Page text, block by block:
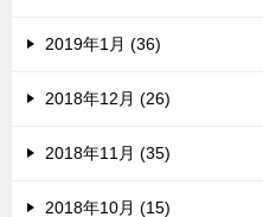
2019年1月 (36)
2018年12月 (26)
2018年11月 (35)
2018年10月 (15)